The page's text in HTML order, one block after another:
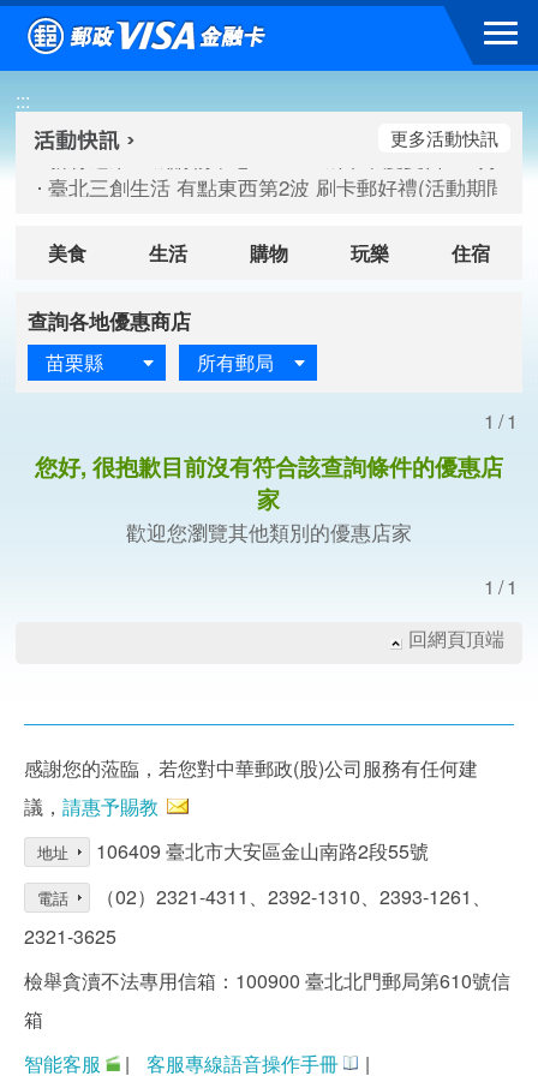
跳到主要內容區塊
:::
新竹遠東巨城購物中心 2026巨城年中慶夏日BIG好刷(
桃園大江國際購物中心 好饗去大江檔期(活動期間：
新竹遠東巨城購物中心 2026巨城年中慶夏日BIG好刷(
臺北三創生活 有點東西第2波 刷卡郵好禮(活動期間：
更多活動快訊
美食 生活 購物 玩樂 住宿
查詢各地優惠商店
苗栗縣 所有郵局
1/1
您好, 很抱歉目前沒有符合該查詢條件的優惠店
家
歡迎您瀏覽其他類別的優惠店家
1/1
回網頁頂端
感謝您的蒞臨，若您對中華郵政(股)公司服務有任何建
議， 請惠予賜教
地址 106409 臺北市大安區金山南路2段55號
電話
（02）2321-4311、2392-1310、2393-1261、
2321-3625
檢舉貪瀆不法專用信箱：100900 臺北北門郵局第610號信
箱
智能客服
| 客服專線語音操作手冊 |